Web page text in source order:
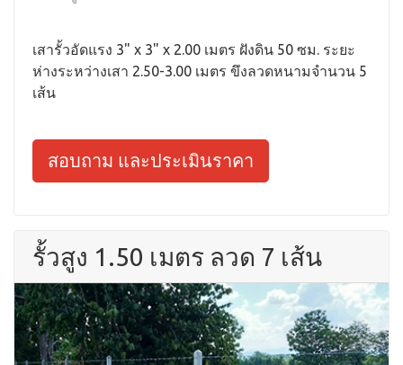
เสารั้วอัดแรง 3" x 3" x 2.00 เมตร ฝังดิน 50 ซม. ระยะ
ห่างระหว่างเสา 2.50-3.00 เมตร ขึงลวดหนามจำนวน 5
เส้น
สอบถาม และประเมินราคา
รั้วสูง 1.50 เมตร ลวด 7 เส้น